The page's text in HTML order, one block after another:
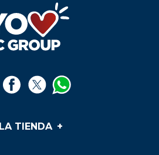
LA TIENDA +